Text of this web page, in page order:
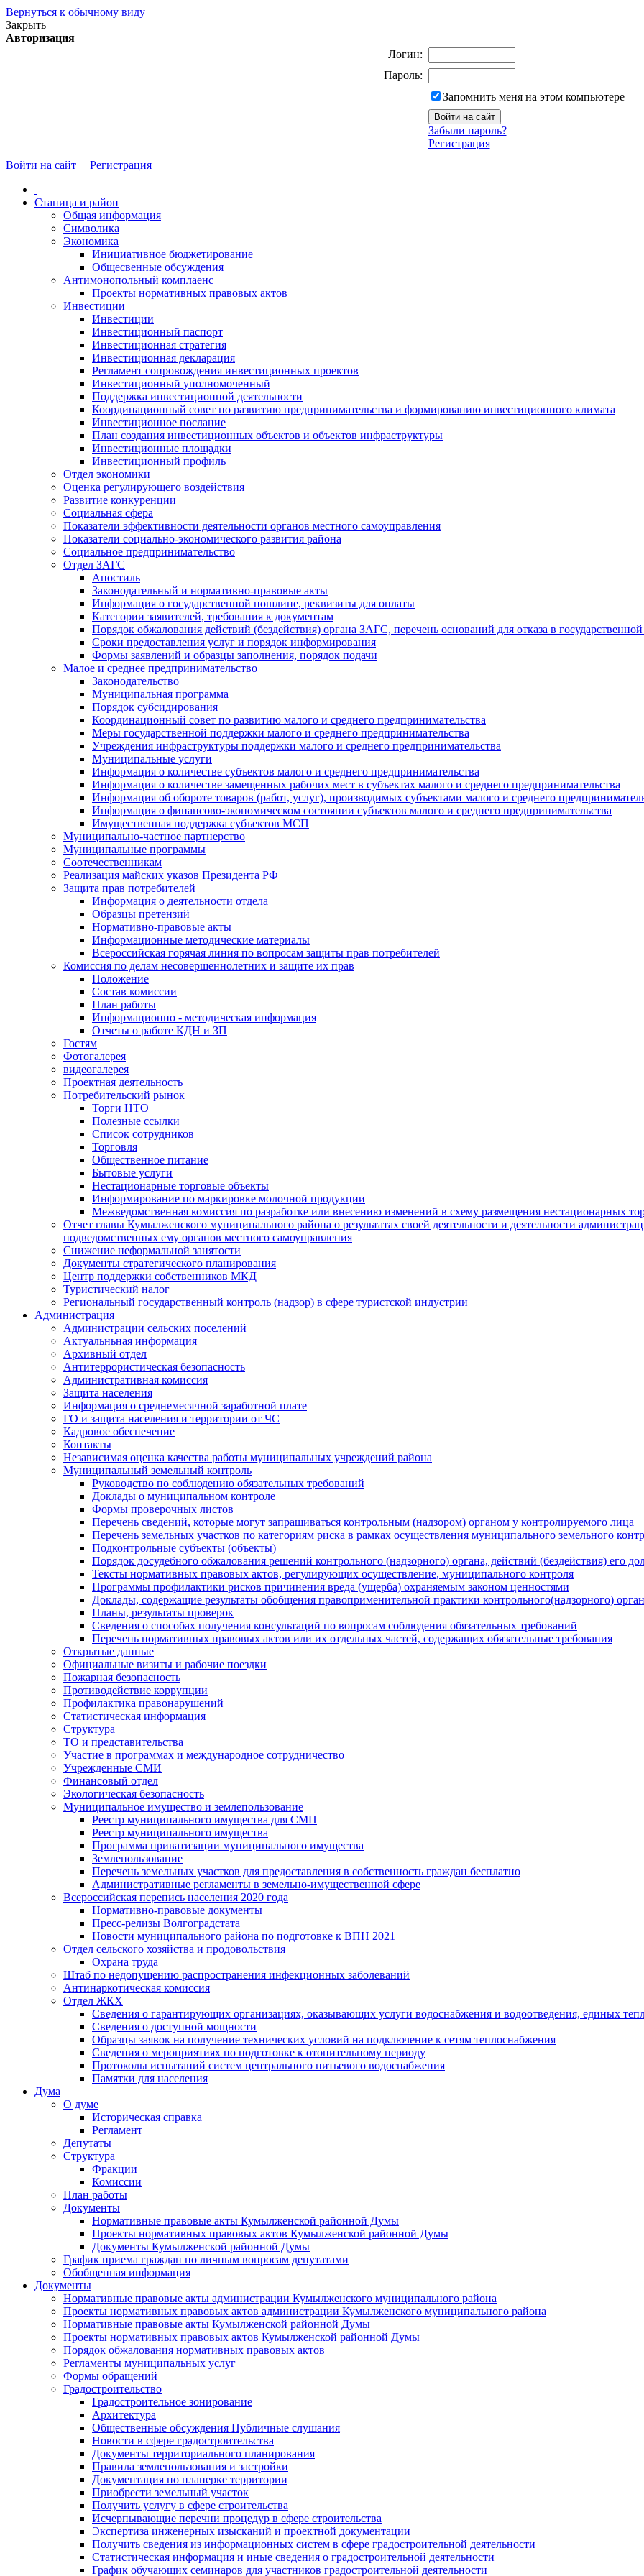
Вернуться к обычному виду
Закрыть
Авторизация
Логин:
Пароль:
Запомнить меня на этом компьютере
Забыли пароль?
Регистрация
Войти на сайт | Регистрация
Станица и район
Общая информация
Символика
Экономика
Инициативное бюджетирование
Общесвенные обсуждения
Антимонопольный комплаенс
Проекты нормативных правовых актов
Инвестиции
Инвестиции
Инвестиционный паспорт
Инвестиционная стратегия
Инвестиционная декларация
Регламент сопровождения инвестиционных проектов
Инвестиционный уполномоченный
Поддержка инвестиционной деятельности
Координационный совет по развитию предпринимательства и формированию инвестиционного климата
Инвестиционное послание
План создания инвестиционных объектов и объектов инфраструктуры
Инвестиционные площадки
Инвестиционный профиль
Отдел экономики
Оценка регулирующего воздействия
Развитие конкуренции
Социальная сфера
Показатели эффективности деятельности органов местного самоуправления
Показатели социально-экономического развития района
Социальное предпринимательство
Отдел ЗАГС
Апостиль
Законодательный и нормативно-правовые акты
Информация о государственной пошлине, реквизиты для оплаты
Категории заявителей, требования к документам
Порядок обжалования действий (бездействия) органа ЗАГС, перечень оснований для отказа в
Сроки предоставления услуг и порядок информирования
Формы заявлений и образцы заполнения, порядок подачи
Малое и среднее предпринимательство
Законодательство
Муниципальная программа
Порядок субсидирования
Координационный совет по развитию малого и среднего предпринимательства
Меры государственной поддержки малого и среднего предпринимательства
Учреждения инфраструктуры поддержки малого и среднего предпринимательства
Муниципальные услуги
Информация о количестве субъектов малого и среднего предпринимательства
Информация о количестве замещенных рабочих мест в субъектах малого и среднего предпринимательства
Информация об обороте товаров (работ, услуг), производимых субъектами малого и среднего
Информация о финансово-экономическом состоянии субъектов малого и среднего предпринимательства
Имущественная поддержка субъектов МСП
Муниципально-частное партнерство
Муниципальные программы
Соотечественникам
Реализация майских указов Президента РФ
Защита прав потребителей
Информация о деятельности отдела
Образцы претензий
Нормативно-правовые акты
Информационные методические материалы
Всероссийская горячая линия по вопросам защиты прав потребителей
Комиссия по делам несовершеннолетних и защите их прав
Положение
Состав комиссии
План работы
Информационно - методическая информация
Отчеты о работе КДН и ЗП
Гостям
Фотогалерея
видеогалерея
Проектная деятельность
Потребительский рынок
Торги НТО
Полезные ссылки
Список сотрудников
Торговля
Общественное питание
Бытовые услуги
Нестационарные торговые объекты
Информирование по маркировке молочной продукции
Межведомственная комиссия по разработке или внесению изменений в схему размещения нестационарных
Отчет главы Кумылженского муниципального района о результатах своей деятельности и деятельности
подведомственных ему органов местного самоуправления
Снижение неформальной занятости
Документы стратегического планирования
Центр поддержки собственников МКД
Туристический налог
Региональный государственный контроль (надзор) в сфере туристской индустрии
Администрация
Администрации сельских поселений
Актуальньная информация
Архивный отдел
Антитеррористическая безопасность
Административная комиссия
Защита населения
Информация о среднемесячной заработной плате
ГО и защита населения и территории от ЧС
Кадровое обеспечение
Контакты
Независимая оценка качества работы муниципальных учреждений района
Муниципальный земельный контроль
Руководство по соблюдению обязательных требований
Доклады о муниципальном контроле
Формы проверочных листов
Перечень сведений, которые могут запрашиваться контрольным (надзором) органом у контролируемого лица
Перечень земельных участков по категориям риска в рамках осуществления муниципального земельного
Подконтрольные субъекты (объекты)
Порядок досудебного обжалования решений контрольного (надзорного) органа, действий (бездействия) его
Тексты нормативных правовых актов, регулирующих осуществление, муниципального контроля
Программы профилактики рисков причинения вреда (ущерба) охраняемым законом ценностями
Доклады, содержащие результаты обобщения правоприменительной практики контрольного(надзорного)
Планы, результаты проверок
Сведения о способах получения консультаций по вопросам соблюдения обязательных требований
Перечень нормативных правовых актов или их отдельных частей, содержащих обязательные требования
Открытые данные
Официальные визиты и рабочие поездки
Пожарная безопасность
Противодействие коррупции
Профилактика правонарушений
Статистическая информация
Структура
ТО и представительства
Участие в программах и международное сотрудничество
Учрежденные СМИ
Финансовый отдел
Экологическая безопасность
Муниципальное имущество и землепользование
Реестр муниципального имущества для СМП
Реестр муниципального имущества
Программа приватизации муниципального имущества
Землепользование
Перечень земельных участков для предоставления в собственность граждан бесплатно
Административные регламенты в земельно-имущественной сфере
Всероссийская перепись населения 2020 года
Нормативно-правовые документы
Пресс-релизы Волгоградстата
Новости муниципального района по подготовке к ВПН 2021
Отдел сельского хозяйства и продовольствия
Охрана труда
Штаб по недопущению распространения инфекционных заболеваний
Антинаркотическая комиссия
Отдел ЖКХ
Сведения о гарантирующих организациях, оказывающих услуги водоснабжения и водоотведения, единых
Сведения о доступной мощности
Образцы заявок на получение технических условий на подключение к сетям теплоснабжения
Сведения о мероприятиях по подготовке к отопительному периоду
Протоколы испытаний систем центрального питьевого водоснабжения
Памятки для населения
Дума
О думе
Историческая справка
Регламент
Депутаты
Структура
Фракции
Комиссии
План работы
Документы
Нормативные правовые акты Кумылженской районной Думы
Проекты нормативных правовых актов Кумылженской районной Думы
Документы Кумылженской районной Думы
График приема граждан по личным вопросам депутатами
Обобщенная информация
Документы
Нормативные правовые акты администрации Кумылженского муниципального района
Проекты нормативных правовых актов администрации Кумылженского муниципального района
Нормативные правовые акты Кумылженской районной Думы
Проекты нормативных правовых актов Кумылженской районной Думы
Порядок обжалования нормативных правовых актов
Регламенты муниципальных услуг
Формы обращений
Градостроительство
Градостроительное зонирование
Архитектура
Общественные обсуждения Публичные слушания
Новости в сфере градостроительства
Документы территориального планирования
Правила землепользования и застройки
Документация по планерке территории
Приобрести земельный участок
Получить услугу в сфере строительства
Исчерпывающие перечни процедур в сфере строительства
Экспертиза инженерных изысканий и проектной документации
Получить сведения из информационных систем в сфере градостроительной деятельности
Статистическая информация и иные сведения о градостроительной деятельности
График обучающих семинаров для участников градостроительной деятельности